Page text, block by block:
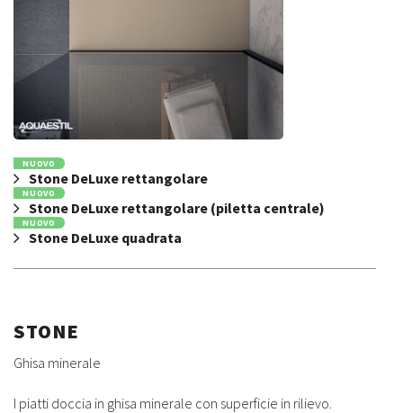
NUOVO
Stone DeLuxe rettangolare
NUOVO
Stone DeLuxe rettangolare (piletta centrale)
NUOVO
Stone DeLuxe quadrata
STONE
Ghisa minerale
I piatti doccia in ghisa minerale con superficie in rilievo.